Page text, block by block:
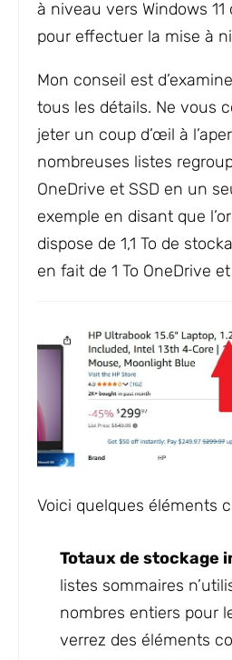
à niveau vers Windows 11
pour effectuer la mise à
Mon conseil est
tous les détails. Ne vous
jeter un coup d’œil à
nombreuses listes
OneDrive et SSD en un
exemple en disant que
dispose de 1,1 To de
en fait de 1 To OneDrive
Voici quelques éléments
Totaux de stockage
listes sommaires
nombres entiers pour
verrez des éléments